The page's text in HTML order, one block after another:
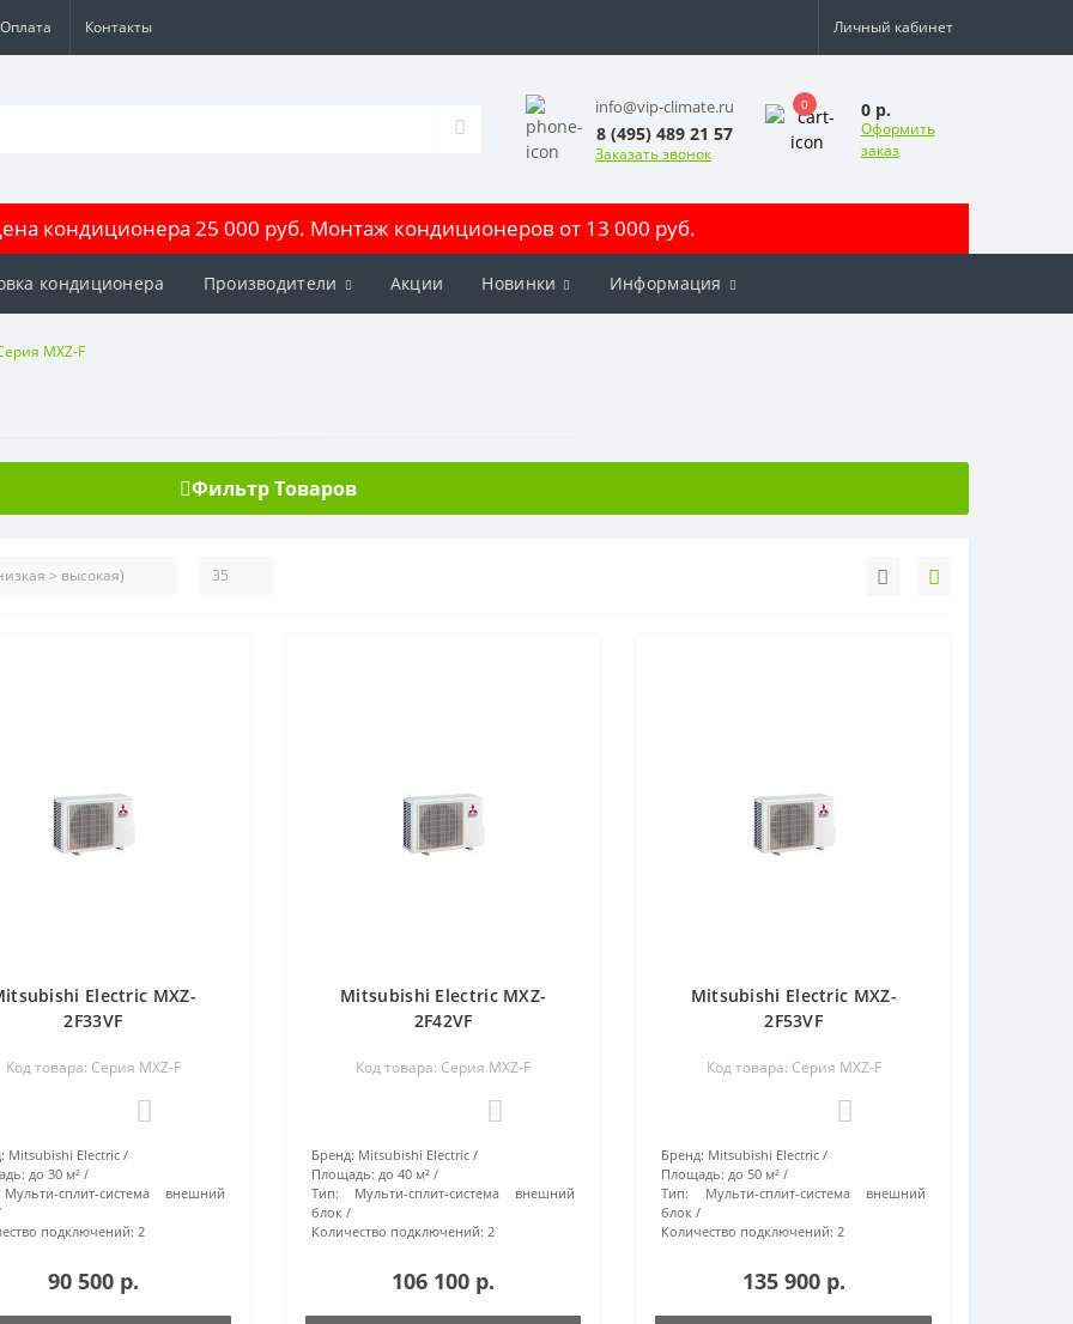
Оплата Контакты Личный кабинет
info@vip-climate.ru
8 (495) 489 21 57
Заказать звонок
0 0 р.
Оформить
заказ
кондиционера 25 000 руб. Монтаж кондиционеров от 13 000 руб.
кондиционера Производители Акции Новинки Информация
MXZ-F
Фильтр Товаров
Electric MXZ-
2F33VF
Код товара: Серия MXZ-F
Mitsubishi Electric
до 30 м²
Мульти-сплит-система внешний
подключений: 2
90 500 р.
Mitsubishi Electric MXZ-
2F42VF
Код товара: Серия MXZ-F
Бренд: Mitsubishi Electric
Площадь: до 40 м²
Тип:
Мульти-сплит-система внешний
блок
Количество подключений: 2
106 100 р.
Mitsubishi Electric MXZ-
2F53VF
Код товара: Серия MXZ-F
Бренд: Mitsubishi Electric
Площадь: до 50 м²
Тип:
Мульти-сплит-система внешний
блок
Количество подключений: 2
135 900 р.